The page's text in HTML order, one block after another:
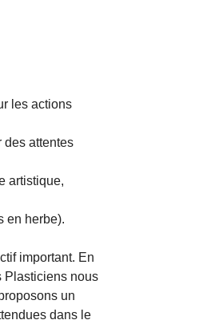
les actions
des attentes
artistique,
en herbe).
important. En
Plasticiens nous
un
dans le